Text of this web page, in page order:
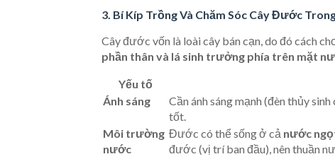
3. Bí Kíp Trồng Và Chăm Sóc Cây Đước
Cây đước vốn là loài cây bán cạn, do đó cách
phần thân và lá sinh trưởng phía trên mặt
Yếu tố
Ánh sáng
Cần ánh sáng mạnh (đèn thủy
tốt.
Môi trường
nước
Đước có thể sống ở cả nước
đước (vị trí ban đầu), nên thuần